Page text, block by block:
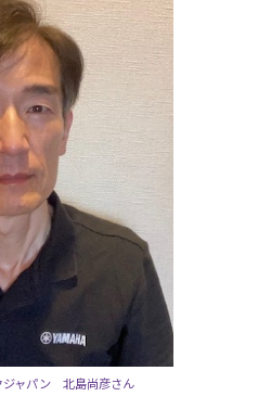
ジャパン 北島尚彦さん